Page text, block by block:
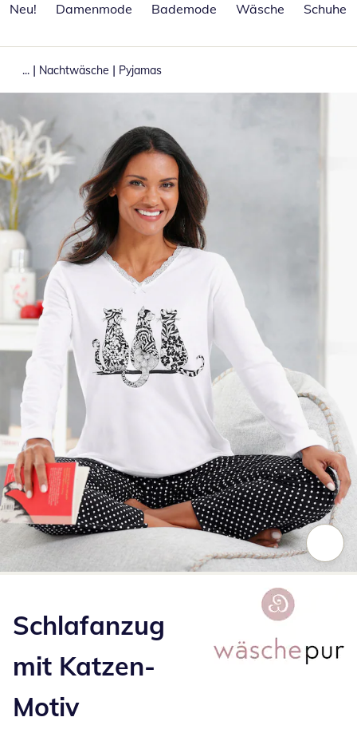
Neu!
Damenmode Bademode Wäsche Schuhe
... | Nachtwäsche | Pyjamas
Schlafanzug
mit Katzen-
Motiv